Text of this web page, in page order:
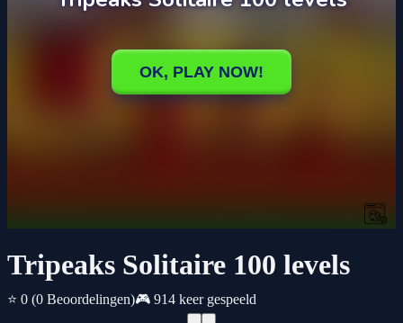
Tripeaks Solitaire 100 levels
⭐ 0 (0 Beoordelingen)🎮 914 keer gespeeld